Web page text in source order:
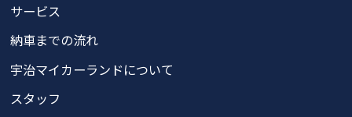
サービス
納車までの流れ
宇治マイカーランドについて
スタッフ